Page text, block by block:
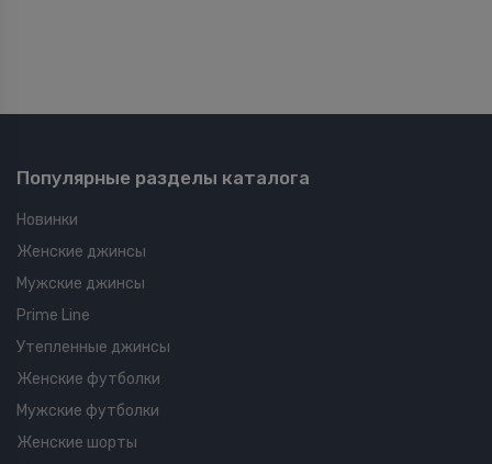
Популярные разделы каталога
Новинки
Женские джинсы
Мужские джинсы
Prime Line
Утепленные джинсы
Женские футболки
Мужские футболки
Женские шорты